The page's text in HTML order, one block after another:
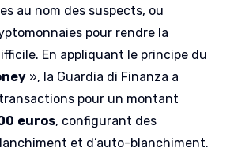
au nom des suspects, ou
pour rendre la
En appliquant le principe du
», la Guardia di Finanza a
pour un montant
euros, configurant des
et d’auto-blanchiment.